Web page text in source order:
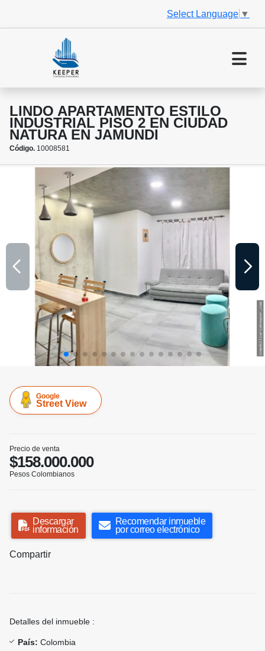
Select Language ▼
LINDO APARTAMENTO ESTILO
INDUSTRIAL PISO 2 EN CIUDAD
NATURA EN JAMUNDI
Código. 10008581
Google
Street View
Precio de venta
$158.000.000
Pesos Colombianos
Descargar
información
Recomendar inmueble
por correo electrónico
Compartir
Detalles del inmueble :
País: Colombia